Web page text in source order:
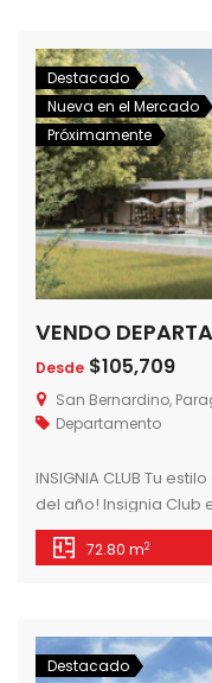
Destacado
Nueva en el Mercado
Próximamente
Desde $105,709
San Bernardino,
Departamento
INSIGNIA CLUB Tu
del año! Insignia
que ofrece una
ocio, instalaciones
de […]
72.80 m2
Destacado